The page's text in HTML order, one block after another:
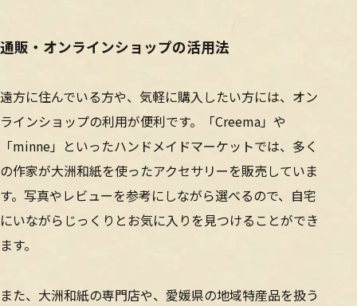
通販・オンラインショップの活用法
遠方に住んでいる方や、気軽に購入したい方には、オン
ラインショップの利用が便利です。「Creema」や
「minne」といったハンドメイドマーケットでは、多く
の作家が大洲和紙を使ったアクセサリーを販売していま
す。写真やレビューを参考にしながら選べるので、自宅
にいながらじっくりとお気に入りを見つけることができ
ます。
また、大洲和紙の専門店や、愛媛県の地域特産品を扱う